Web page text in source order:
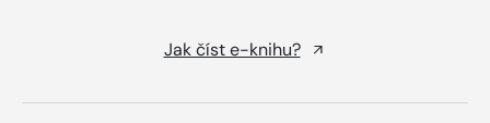
Jak číst e-knihu?